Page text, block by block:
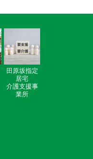
田原坂指定
居宅
介護支援事
業所